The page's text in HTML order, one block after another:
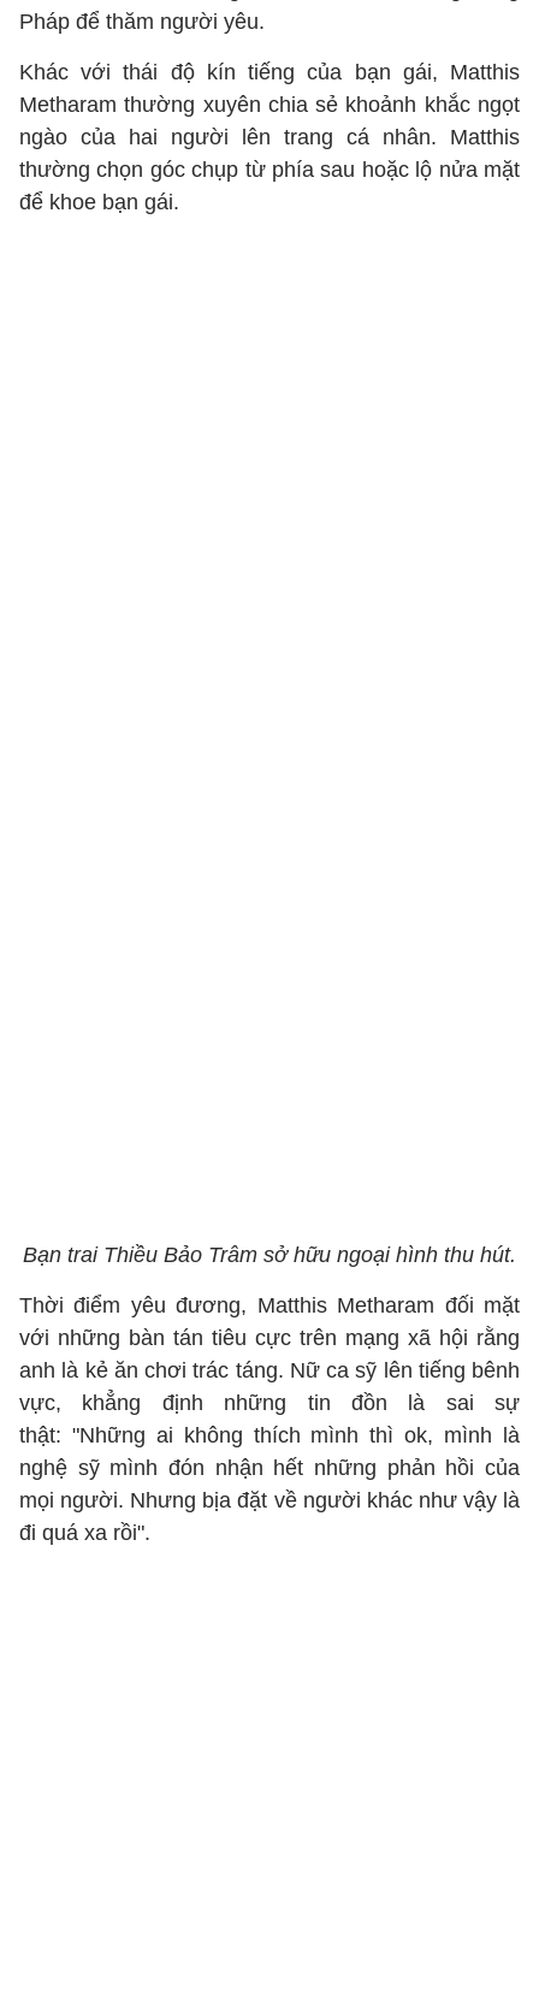
Pháp để thăm người yêu.
Khác với thái độ kín tiếng của bạn gái, Matthis
Metharam thường xuyên chia sẻ khoảnh khắc ngọt
ngào của hai người lên trang cá nhân. Matthis
thường chọn góc chụp từ phía sau hoặc lộ nửa mặt
để khoe bạn gái.
Bạn trai Thiều Bảo Trâm sở hữu ngoại hình thu hút.
Thời điểm yêu đương, Matthis Metharam đối mặt
với những bàn tán tiêu cực trên mạng xã hội rằng
anh là kẻ ăn chơi trác táng. Nữ ca sỹ lên tiếng bênh
vực, khẳng định những tin đồn là sai sự
thật: "Những ai không thích mình thì ok, mình là
nghệ sỹ mình đón nhận hết những phản hồi của
mọi người. Nhưng bịa đặt về người khác như vậy là
đi quá xa rồi".